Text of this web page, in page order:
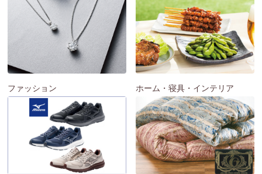
ファッション ホーム・寝具・インテリア